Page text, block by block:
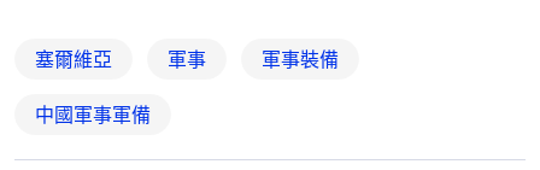
塞爾維亞 軍事 軍事裝備
中國軍事軍備